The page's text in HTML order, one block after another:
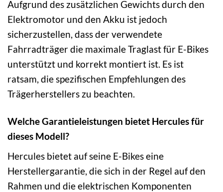
Aufgrund des zusätzlichen Gewichts durch den
Elektromotor und den Akku ist jedoch
sicherzustellen, dass der verwendete
Fahrradträger die maximale Traglast für E-Bikes
unterstützt und korrekt montiert ist. Es ist
ratsam, die spezifischen Empfehlungen des
Trägerherstellers zu beachten.
Welche Garantieleistungen bietet Hercules für
dieses Modell?
Hercules bietet auf seine E-Bikes eine
Herstellergarantie, die sich in der Regel auf den
Rahmen und die elektrischen Komponenten